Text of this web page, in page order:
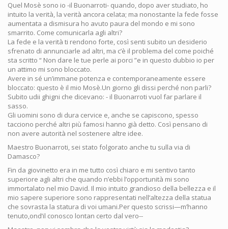
Quel Mosè sono io -il Buonarroti- quando, dopo aver studiato, ho
intuito la verità, la verità ancora celata; ma nonostante la fede fosse
aumentata a dismisura ho avuto paura del mondo e mi sono
smarrito. Come comunicarla agli altri?
La fede e la verità ti rendono forte, così senti subito un desiderio
sfrenato di annunciarle ad altri, ma c’è il problema del come poiché
sta scritto “ Non dare le tue perle ai porci ”e in questo dubbio io per
un attimo mi sono bloccato.
Avere in sé un’immane potenza e contemporaneamente essere
bloccato: questo è il mio Mosè.Un giorno gli dissi perché non parli?
Subito udii ghigni che dicevano: - il Buonarroti vuol far parlare il
sasso.
Gli uomini sono di dura cervice e, anche se capiscono, spesso
tacciono perché altri più famosi hanno già detto. Così pensano di
non avere autorità nel sostenere altre idee.
Maestro Buonarroti, sei stato folgorato anche tu sulla via di
Damasco?
Fin da giovinetto era in me tutto così chiaro e mi sentivo tanto
superiore agli altri che quando n’ebbi l’opportunità mi sono
immortalato nel mio David. Il mio intuito grandioso della bellezza e il
mio sapere superiore sono rappresentati nell’altezza della statua
che sovrasta la statura di voi umani.Per questo scrissi—m’hanno
tenuto,ond’il conosco lontan certo dal vero--